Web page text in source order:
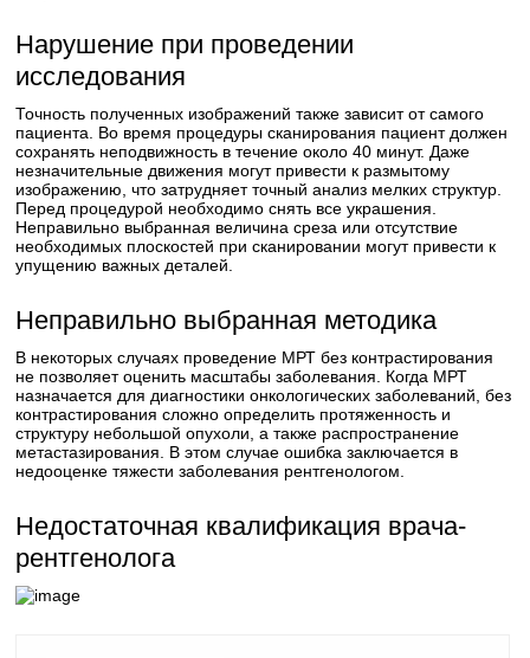
Нарушение при проведении
исследования
Точность полученных изображений также зависит от самого
пациента. Во время процедуры сканирования пациент должен
сохранять неподвижность в течение около 40 минут. Даже
незначительные движения могут привести к размытому
изображению, что затрудняет точный анализ мелких структур.
Перед процедурой необходимо снять все украшения.
Неправильно выбранная величина среза или отсутствие
необходимых плоскостей при сканировании могут привести к
упущению важных деталей.
Неправильно выбранная методика
В некоторых случаях проведение МРТ без контрастирования
не позволяет оценить масштабы заболевания. Когда МРТ
назначается для диагностики онкологических заболеваний, без
контрастирования сложно определить протяженность и
структуру небольшой опухоли, а также распространение
метастазирования. В этом случае ошибка заключается в
недооценке тяжести заболевания рентгенологом.
Недостаточная квалификация врача-
рентгенолога